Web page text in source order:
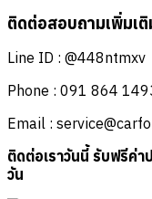
ติดต่อสอบถามเพิ่มเติ
Line ID : @448ntmxv
Phone : 091 864
Email :
ติดต่อเราวันนี้ รับฟรีค่า
วัน